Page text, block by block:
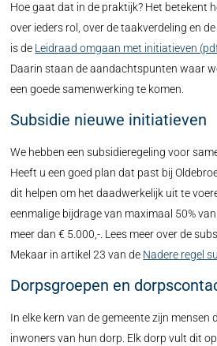
Hoe gaat dat in de praktijk? Het betekent
over ieders rol, over de taakverdeling en
is de Leidraad omgaan met initiatieven
Daarin staan de aandachtspunten waar
een goede samenwerking te komen.
Subsidie nieuwe initiatieven
We hebben een subsidieregeling voor
Heeft u een goed plan dat past bij
dit helpen om het daadwerkelijk uit te
eenmalige bijdrage van maximaal 50%
meer dan € 5.000,-. Lees meer over de
Mekaar in artikel 23 van de Nadere regel
Dorpsgroepen en
In elke kern van de gemeente zijn mensen
inwoners van hun dorp. Elk dorp vult dit